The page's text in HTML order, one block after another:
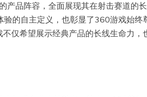
产品阵容，全面展现其在射击赛道的
验的自主定义，也彰显了360游戏始
仅希望展示经典产品的长线生命力